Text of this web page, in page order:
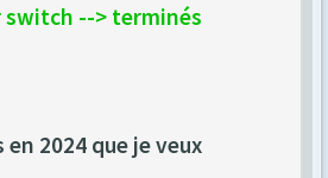
switch --> terminés
2024 que je veux